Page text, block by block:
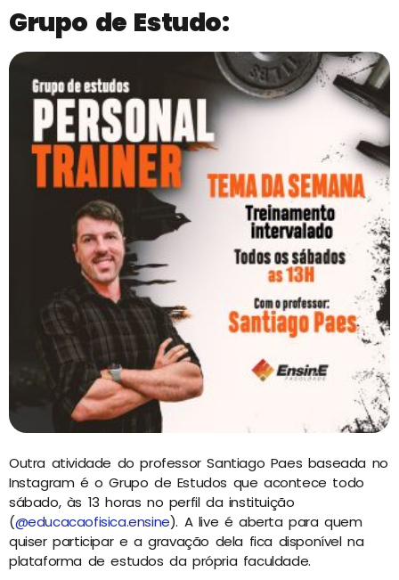
Grupo de Estudo:
Outra atividade do professor Santiago Paes baseada no
Instagram é o Grupo de Estudos que acontece todo
sábado, às 13 horas no perfil da instituição
(@educacaofisica.ensine). A live é aberta para quem
quiser participar e a gravação dela fica disponível na
plataforma de estudos da própria faculdade.